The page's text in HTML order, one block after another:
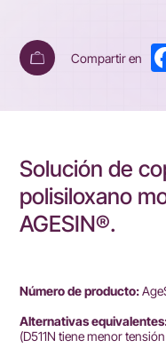
Compartir en
Solución de
polisiloxano
AGESIN®.
Número de producto:
Alternativas
(D511N tiene menor